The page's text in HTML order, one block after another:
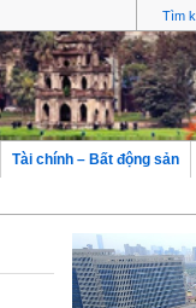
Tài chính – Bất động sản